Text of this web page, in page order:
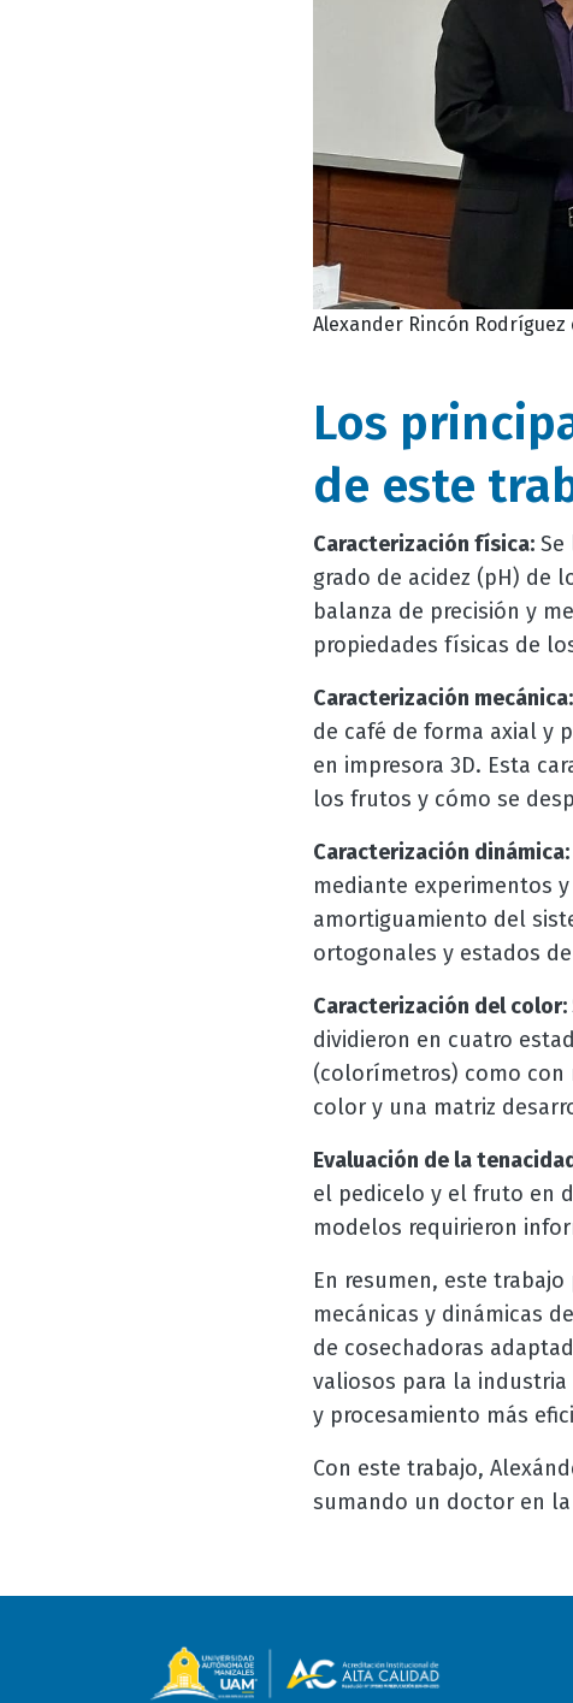
Alexander Rincón
Los
de este
Caracterización física:Se
grado de acidez (pH) de
balanza de precisión y
propiedades físicas de
Caracterización mecánica:
de café de forma axial y
en impresora 3D. Esta
los frutos y cómo se
Caracterización dinámica:
mediante experimentos
amortiguamiento del
ortogonales y estados
Caracterización del color:
dividieron en cuatro
(colorímetros) como con
color y una matriz
Evaluación de la
el pedicelo y el fruto en
modelos requirieron
En resumen, este
mecánicas y dinámicas
de cosechadoras
valiosos para la
y procesamiento más
Con este trabajo,
sumando un doctor en